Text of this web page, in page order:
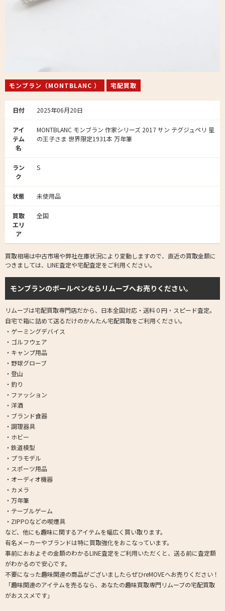
モンブラン（MONTBLANC ） 宅配買取
日付 2025年06月20日
アイ
テム
名
MONTBLANC モンブラン 作家シリーズ 2017 サン テグジュペリ 星
の王子さま 世界限定1931本 万年筆
ラン
ク
S
状態 未使用品
買取
エリ
ア
全国
買取相場は中古市場や弊社在庫状況により変動しますので、直近の買取金額に
つきましては、LINE査定や宅配査定をご利用ください。
モンブランのボールペンならリムーブへお売りください。
リムーブは宅配買取専門店だから、日本全国対応・送料０円・スピード査定。
自宅で箱に詰めて送るだけのかんたん宅配買取をご利用ください。
・ゲーミングデバイス
・ゴルフウェア
・キャンプ用品
・野球グローブ
・登山
・釣り
・ファッション
・洋酒
・ブランド食器
・調理器具
・ホビー
・鉄道模型
・プラモデル
・スポーツ用品
・オーディオ機器
・カメラ
・万年筆
・テーブルゲーム
・ZIPPOなどの喫煙具
など、他にも趣味に関するアイテムを幅広く買い取ります。
有名メーカーやブランドは特に買取強化をおこなっています。
事前におおよその金額のわかるLINE査定をご利用いただくと、送る前に査定額
がわかるので安心です。
不要になった趣味関連の商品がございましたらぜひreMOVEへお売りください！
「趣味関連のアイテムを売るなら、あなたの趣味買取専門リムーブの宅配買取
がおススメです」